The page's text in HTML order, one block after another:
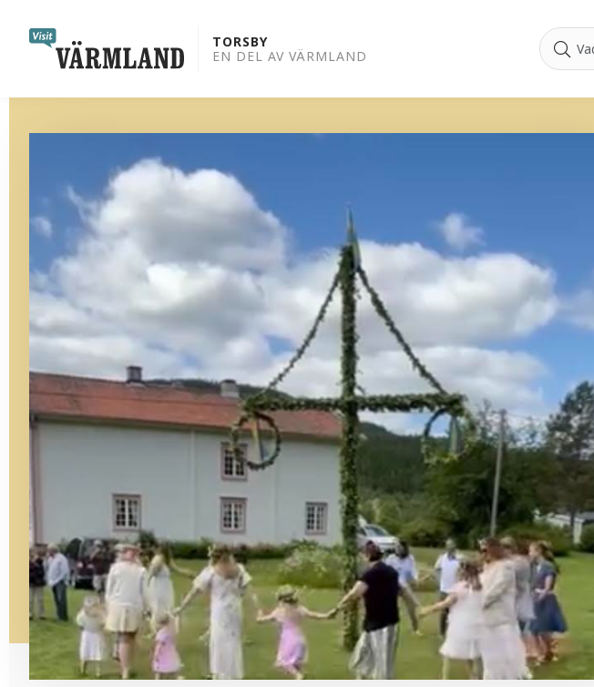
content
TORSBY
EN DEL AV VÄRMLAND